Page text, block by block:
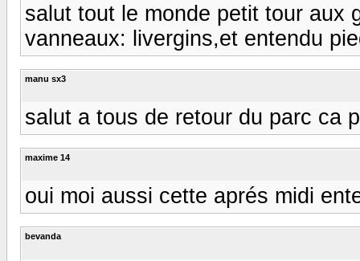
salut tout le monde petit tour aux
vanneaux: livergins,et entendu
manu sx3
salut a tous de retour du parc ca
maxime 14
oui moi aussi cette aprés midi
bevanda